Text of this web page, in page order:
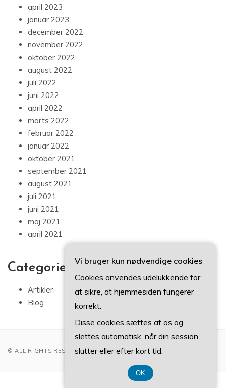
april 2023
januar 2023
december 2022
november 2022
oktober 2022
august 2022
juli 2022
juni 2022
april 2022
marts 2022
februar 2022
januar 2022
oktober 2021
september 2021
august 2021
juli 2021
juni 2021
maj 2021
april 2021
Categories
Artikler
Blog
© ALL RIGHTS RESERVED 2022
Vi bruger kun nødvendige cookies
Cookies anvendes udelukkende for
at sikre, at hjemmesiden fungerer
korrekt.
Disse cookies sættes af os og
slettes automatisk, når din session
slutter eller efter kort tid.
OK